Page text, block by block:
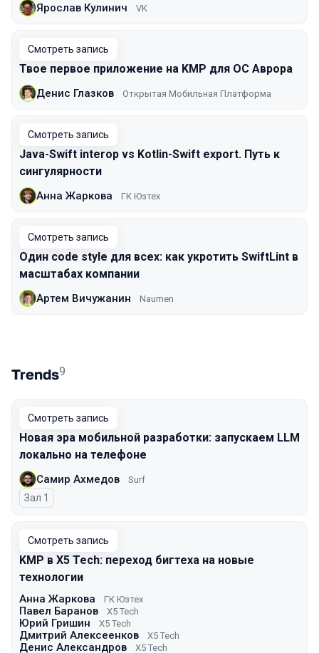
Ярослав Кулинич VK
Смотреть запись
Твое первое приложение на KMP для ОС Аврора
Денис Глазков Открытая Мобильная Платформа
Смотреть запись
Java-Swift interop vs Kotlin-Swift export. Путь к
сингулярности
Анна Жаркова ГК Юзтех
Смотреть запись
Один code style для всех: как укротить SwiftLint в
масштабах компании
Артем Вичужанин Naumen
Trends9
Смотреть запись
Новая эра мобильной разработки: запускаем LLM
локально на телефоне
Самир Ахмедов Surf
Зал 1
Смотреть запись
KMP в X5 Tech: переход бигтеха на новые
технологии
Анна Жаркова ГК Юзтех
Павел Баранов X5 Tech
Юрий Гришин X5 Tech
Дмитрий Алексеенков X5 Tech
Денис Александров X5 Tech